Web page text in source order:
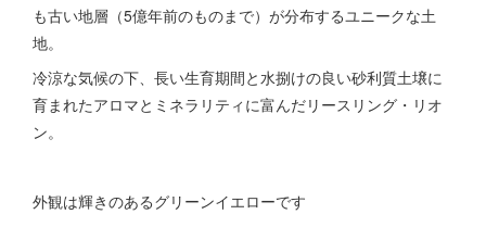
も古い地層（5億年前のものまで）が分布するユニークな土
地。
冷涼な気候の下、長い生育期間と水捌けの良い砂利質土壌に
育まれたアロマとミネラリティに富んだリースリング・リオ
ン。
外観は輝きのあるグリーンイエローです